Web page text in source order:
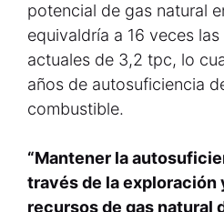
potencial de gas natural
equivaldría a 16 veces
actuales de 3,2 tpc, lo
años de autosuficiencia
combustible.
“Mantener la
través de la exploración
recursos de gas natural